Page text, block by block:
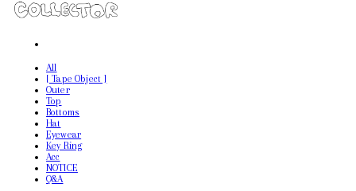
All
[ Tape Object ]
Outer
Top
Bottoms
Hat
Eyewear
Key Ring
Acc
NOTICE
Q&A